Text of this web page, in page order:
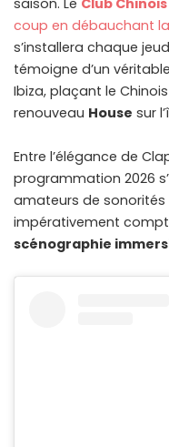
coup en débauchant
s’installera chaque
témoigne d’un
Ibiza, plaçant le
renouveau House sur
Entre l’élégance de
programmation 2026
amateurs de
impérativement
scénographie